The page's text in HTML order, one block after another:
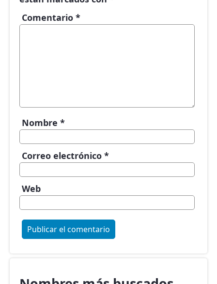
Comentario *
Nombre *
Correo electrónico *
Web